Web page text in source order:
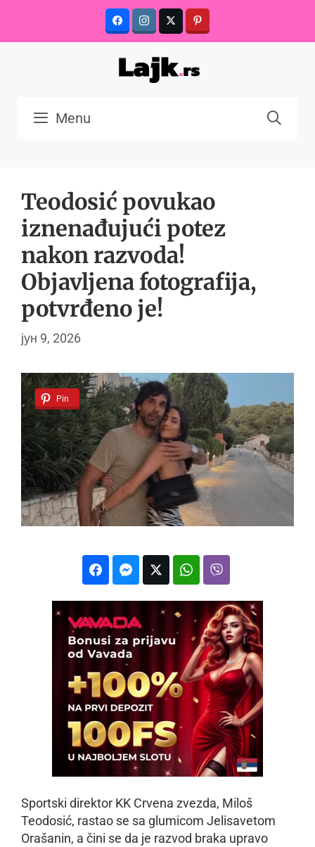
content
Menu
Teodosić povukao
iznenađujući potez
nakon razvoda!
Objavljena fotografija,
potvrđeno je!
јун 9, 2026
Pin
Sportski direktor KK Crvena zvezda, Miloš
Teodosić, rastao se sa glumicom Jelisavetom
Orašanin, a čini se da je razvod braka upravo